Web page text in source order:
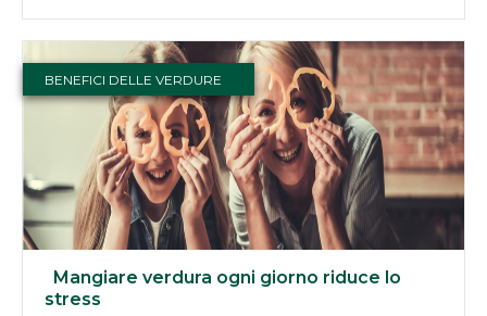
BENEFICI DELLE VERDURE
Mangiare verdura ogni giorno riduce lo
stress